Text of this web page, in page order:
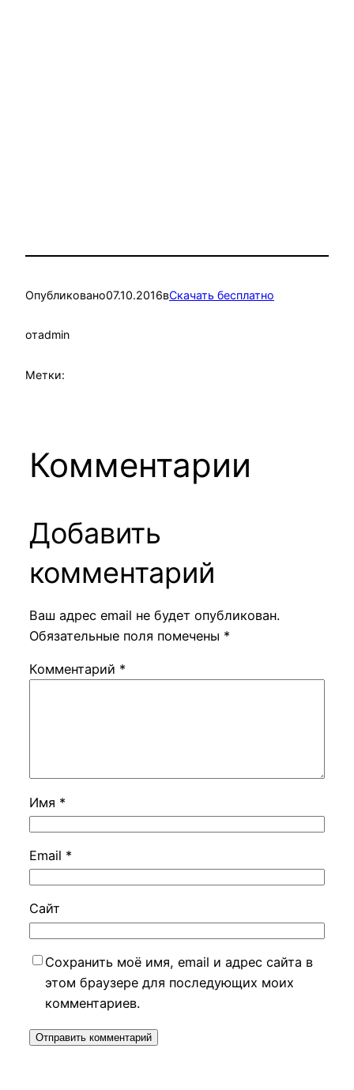
Опубликовано07.10.2016вСкачать бесплатно
отadmin
Метки:
Комментарии
Добавить
комментарий
Ваш адрес email не будет опубликован.
Обязательные поля помечены *
Комментарий *
Имя *
Email *
Сайт
Сохранить моё имя, email и адрес сайта в
этом браузере для последующих моих
комментариев.